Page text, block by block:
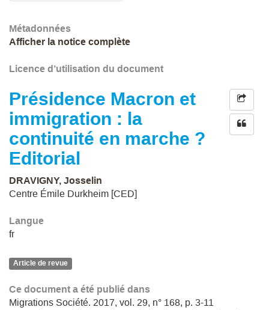
Métadonnées
Afficher la notice complète
Licence d’utilisation du document
Présidence Macron et
immigration : la
continuité en marche ?
Editorial
DRAVIGNY, Josselin
Centre Émile Durkheim [CED]
Langue
fr
Article de revue
Ce document a été publié dans
Migrations Société. 2017, vol. 29, n° 168, p. 3-11